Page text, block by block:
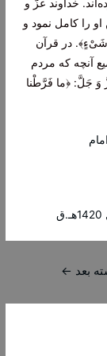
خداوند عزَّ و
را كامل نمود و
شَىْ‌ءٍ﴾. در قرآن
آنچه كه مردم
وَ جَلَّ: ﴿ما فَرَّطْنا
بعد ←